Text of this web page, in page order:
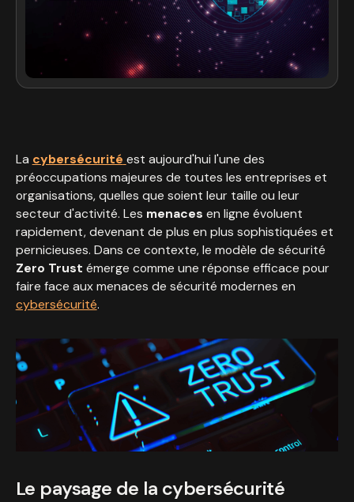
La cybersécurité est aujourd'hui l'une des
préoccupations majeures de toutes les entreprises et
organisations, quelles que soient leur taille ou leur
secteur d'activité. Les menaces en ligne évoluent
rapidement, devenant de plus en plus sophistiquées et
pernicieuses. Dans ce contexte, le modèle de sécurité
Zero Trust émerge comme une réponse efficace pour
faire face aux menaces de sécurité modernes en
cybersécurité.
Le paysage de la cybersécurité